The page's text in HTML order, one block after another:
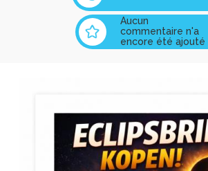
Aucun
commentaire n'a
encore été ajouté